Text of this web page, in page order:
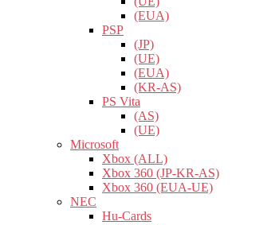
(EUA)
PSP
(JP)
(UE)
(EUA)
(KR-AS)
PS Vita
(AS)
(UE)
Microsoft
Xbox (ALL)
Xbox 360 (JP-KR-AS)
Xbox 360 (EUA-UE)
NEC
Hu-Cards